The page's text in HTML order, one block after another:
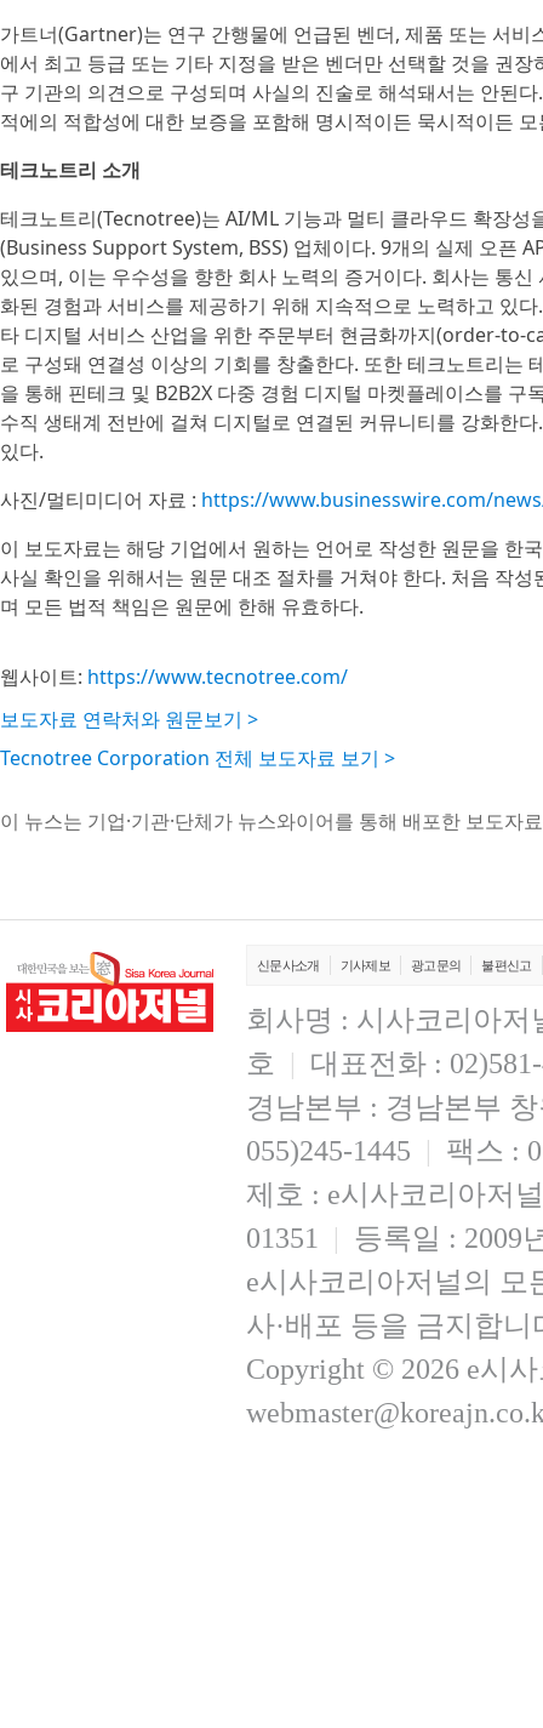
가트너(Gartner)는 연구 간행물에 언급된 벤더, 제품 또는 서
에서 최고 등급 또는 기타 지정을 받은 벤더만 선택할 것을 권
구 기관의 의견으로 구성되며 사실의 진술로 해석돼서는 안된
적에의 적합성에 대한 보증을 포함해 명시적이든 묵시적이든
테크노트리 소개
테크노트리(Tecnotree)는 AI/ML 기능과 멀티 클라우드 확장성
(Business Support System, BSS) 업체이다. 9개의 실제 오픈
있으며, 이는 우수성을 향한 회사 노력의 증거이다. 회사는 통
화된 경험과 서비스를 제공하기 위해 지속적으로 노력하고 있
타 디지털 서비스 산업을 위한 주문부터 현금화까지(order-to-
로 구성돼 연결성 이상의 기회를 창출한다. 또한 테크노트리
을 통해 핀테크 및 B2B2X 다중 경험 디지털 마켓플레이스를 구
수직 생태계 전반에 걸쳐 디지털로 연결된 커뮤니티를 강화한
있다.
사진/멀티미디어 자료 : https://www.businesswire.com/
이 보도자료는 해당 기업에서 원하는 언어로 작성한 원문을 한
사실 확인을 위해서는 원문 대조 절차를 거쳐야 한다. 처음 작
며 모든 법적 책임은 원문에 한해 유효하다.
웹사이트: https://www.tecnotree.com/
보도자료 연락처와 원문보기 >
Tecnotree Corporation 전체 보도자료 보기 >
이 뉴스는 기업·기관·단체가 뉴스와이어를 통해 배포한 보도자